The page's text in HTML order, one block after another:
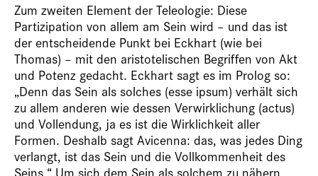
Zum zweiten Element der Teleologie: Diese
Partizipation von allem am Sein wird – und das ist
der entscheidende Punkt bei Eckhart (wie bei
Thomas) – mit den aristotelischen Begriffen von Akt
und Potenz gedacht. Eckhart sagt es im Prolog so:
„Denn das Sein als solches (esse ipsum) verhält sich
zu allem anderen wie dessen Verwirklichung (actus)
und Vollendung, ja es ist die Wirklichkeit aller
Formen. Deshalb sagt Avicenna: das, was jedes Ding
verlangt, ist das Sein und die Vollkommenheit des
Seins.“ Um sich dem Sein als solchem zu nähern,